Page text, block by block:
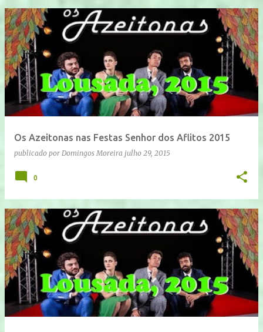
Os Azeitonas nas Festas Senhor dos Aflitos 2015
publicado por Domingos Moreira julho 29, 2015
0